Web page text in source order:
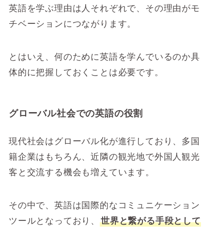
英語を学ぶ理由は人それぞれで、その理由がモ
チベーションにつながります。
とはいえ、何のために英語を学んでいるのか具
体的に把握しておくことは必要です。
グローバル社会での英語の役割
現代社会はグローバル化が進行しており、多国
籍企業はもちろん、近隣の観光地で外国人観光
客と交流する機会も増えています。
その中で、英語は国際的なコミュニケーション
ツールとなっており、 世界と繋がる手段として